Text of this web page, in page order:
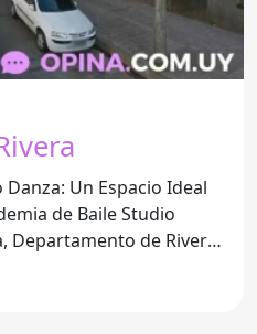
Un Espacio Ideal
Departamento de Rivera,